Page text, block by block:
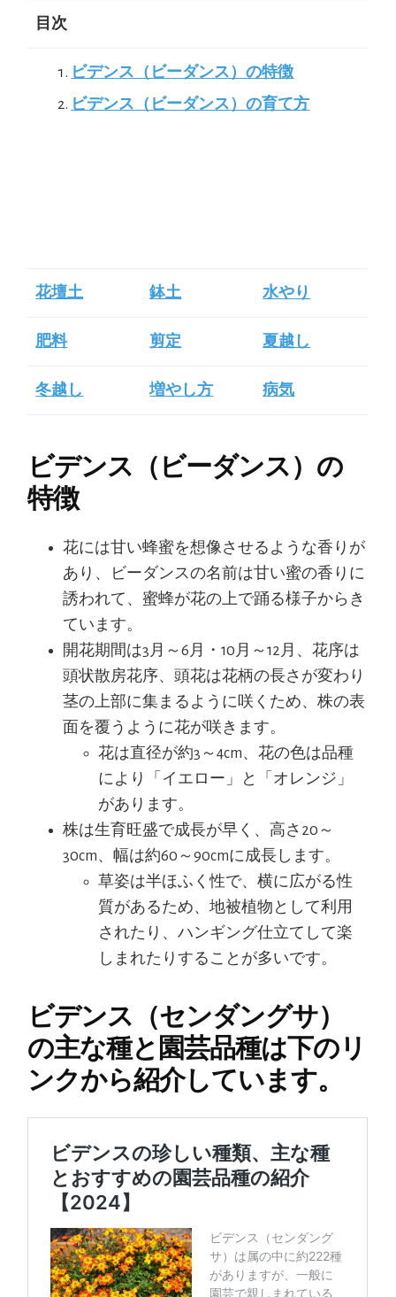
目次
ビデンス（ビーダンス）の特徴
ビデンス（ビーダンス）の育て方
花壇土 鉢土 水やり
肥料 剪定 夏越し
冬越し 増やし方 病気
ビデンス（ビーダンス）の
特徴
花には甘い蜂蜜を想像させるような香りが
あり、ビーダンスの名前は甘い蜜の香りに
誘われて、蜜蜂が花の上で踊る様子からき
ています。
開花期間は3月～6月・10月～12月、花序は
頭状散房花序、頭花は花柄の長さが変わり
茎の上部に集まるように咲くため、株の表
面を覆うように花が咲きます。
花は直径が約3～4cm、花の色は品種
により「イエロー」と「オレンジ」
があります。
株は生育旺盛で成長が早く、高さ20～
30cm、幅は約60～90cmに成長します。
草姿は半ほふく性で、横に広がる性
質があるため、地被植物として利用
されたり、ハンギング仕立てして楽
しまれたりすることが多いです。
ビデンス（センダングサ）
の主な種と園芸品種は下のリ
ンクから紹介しています。